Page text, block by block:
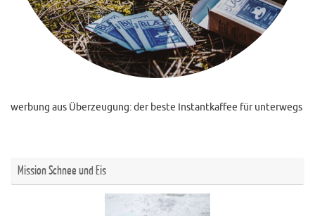
werbung aus Überzeugung: der beste Instantkaffee für unterwegs
Mission Schnee und Eis